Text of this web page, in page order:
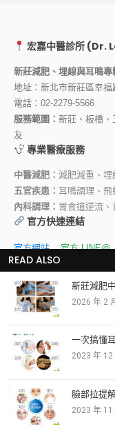
宏嘉中醫診所 (Dr.
新莊減肥、埋線與耳鳴專
地址：新北市新莊區幸福
電話： 02-2279-5566
服務範圍： 新莊、板橋、
友
專業醫療服務
中醫減肥： 減肥減重、埋
五官疾患： 耳鳴調理、
內科調理： 胃食道逆流
官方快速連結
官方網站 官方 LINE@
版權所有 禁止任何網
點閱。但以網路搜尋
© 宏嘉中醫診所 | 新莊中醫
療諮詢 | 本網頁由林宏傑
READ ALSO
新莊減肥
2026 年 2
一次搞懂
2023 年 12
臉部拉提
2023 年 11